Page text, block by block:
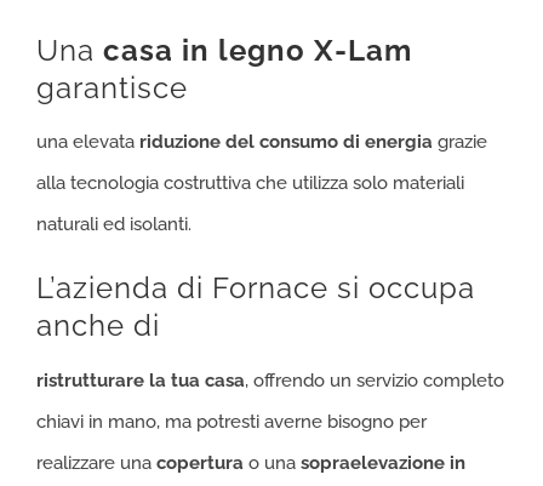
Una casa in legno X-Lam
garantisce
una elevata riduzione del consumo di energia grazie
alla tecnologia costruttiva che utilizza solo materiali
naturali ed isolanti.
L’azienda di Fornace si occupa
anche di
ristrutturare la tua casa, offrendo un servizio completo
chiavi in mano, ma potresti averne bisogno per
realizzare una copertura o una sopraelevazione in